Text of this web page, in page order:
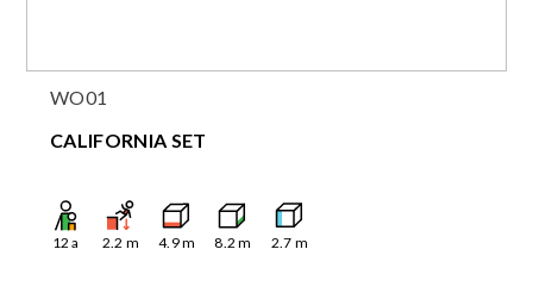
WO01
CALIFORNIA SET
12 a 2.2 m 4.9m 8.2 m 2.7 m